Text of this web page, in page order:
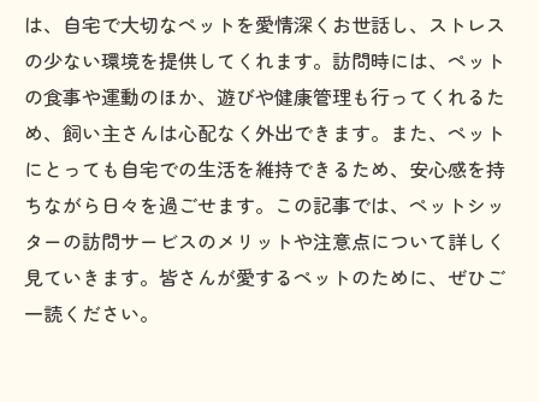
は、自宅で大切なペットを愛情深くお世話し、ストレス
の少ない環境を提供してくれます。訪問時には、ペット
の食事や運動のほか、遊びや健康管理も行ってくれるた
め、飼い主さんは心配なく外出できます。また、ペット
にとっても自宅での生活を維持できるため、安心感を持
ちながら日々を過ごせます。この記事では、ペットシッ
ターの訪問サービスのメリットや注意点について詳しく
見ていきます。皆さんが愛するペットのために、ぜひご
一読ください。